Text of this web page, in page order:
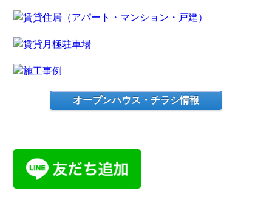
オープンハウス・チラシ情報